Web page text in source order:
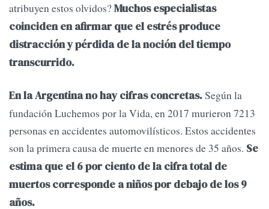
atribuyen estos olvidos?Muchos especialistas
coinciden en afirmar que el estrés produce
distracción y pérdida de la noción del tiempo
transcurrido.
En la Argentina no hay cifras concretas.Según la
fundación Luchemos por la Vida, en 2017 murieron 7213
personas en accidentes automovilísticos. Estos accidentes
son la primera causa de muerte en menores de 35 años. Se
estima que el 6 por ciento de la cifra total de
muertos corresponde a niños por debajo de los 9
años.